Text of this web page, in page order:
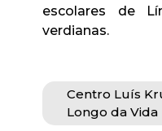
escolares de
verdianas.
Centro Luís
Longo da Vida